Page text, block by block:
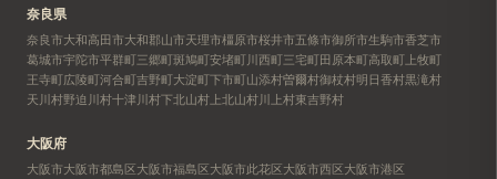
奈良県
奈良市大和高田市大和郡山市天理市橿原市桜井市五條市御所市生駒市香芝市
葛城市宇陀市平群町三郷町斑鳩町安堵町川西町三宅町田原本町高取町 上牧町
王寺町広陵町河合町吉野町大淀町下市町山添村曽爾村御杖村明日香村黒滝村
天川村野迫川村十津川村下北山村 上北山村川上村東吉野村
大阪府
大阪市大阪市都島区大阪市福島区大阪市此花区大阪市西区大阪市港区